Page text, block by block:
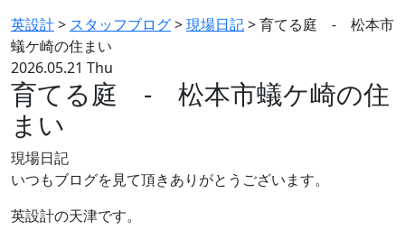
英設計> スタッフブログ>現場日記>育てる庭 - 松本市
蟻ケ崎の住まい
2026.05.21 Thu
育てる庭 - 松本市蟻ケ崎の住
まい
現場日記
いつもブログを見て頂きありがとうございます。
英設計の天津です。